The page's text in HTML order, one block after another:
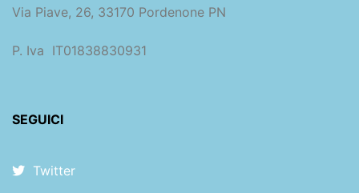
Via Piave, 26, 33170 Pordenone PN
P. Iva IT01838830931
SEGUICI
Twitter